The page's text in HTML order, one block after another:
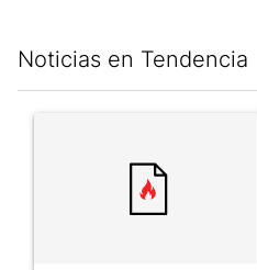
Noticias en Tendencia
Un artículo de tendencia con